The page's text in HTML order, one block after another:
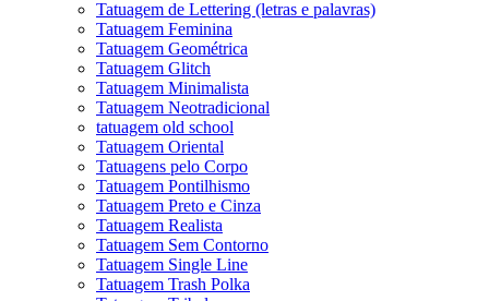
Tatuagem de Lettering (letras e palavras)
Tatuagem Feminina
Tatuagem Geométrica
Tatuagem Glitch
Tatuagem Minimalista
Tatuagem Neotradicional
tatuagem old school
Tatuagem Oriental
Tatuagens pelo Corpo
Tatuagem Pontilhismo
Tatuagem Preto e Cinza
Tatuagem Realista
Tatuagem Sem Contorno
Tatuagem Single Line
Tatuagem Trash Polka